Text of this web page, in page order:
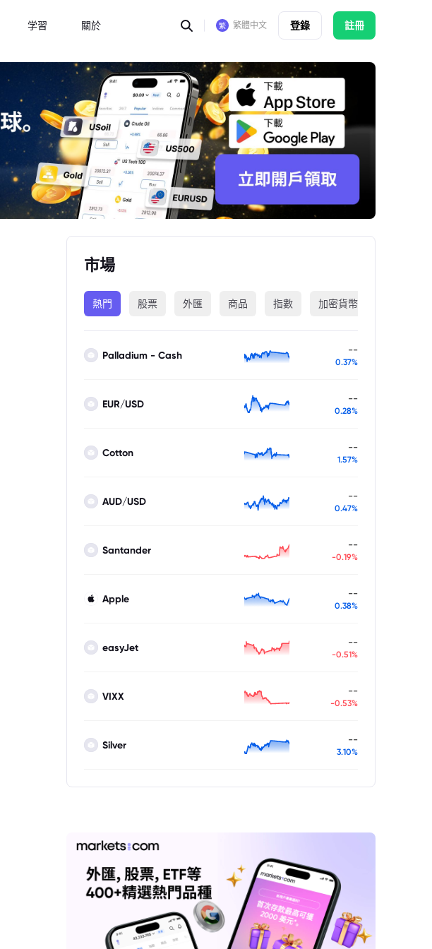
学習 關於 繁體中文 登錄 註冊
市場
熱門 股票 外匯 商品 指數 加密貨幣
Palladium - Cash --
0.37%
EUR/USD --
0.28%
Cotton --
1.57%
AUD/USD --
0.47%
Santander --
-0.19%
Apple --
0.38%
easyJet --
-0.51%
VIXX --
-0.53%
Silver --
3.10%